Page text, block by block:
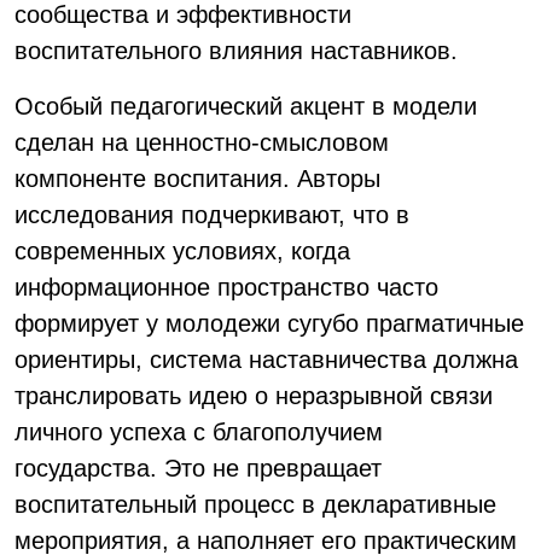
сообщества и эффективности
воспитательного влияния наставников.
Особый педагогический акцент в модели
сделан на ценностно-смысловом
компоненте воспитания. Авторы
исследования подчеркивают, что в
современных условиях, когда
информационное пространство часто
формирует у молодежи сугубо прагматичные
ориентиры, система наставничества должна
транслировать идею о неразрывной связи
личного успеха с благополучием
государства. Это не превращает
воспитательный процесс в декларативные
мероприятия, а наполняет его практическим